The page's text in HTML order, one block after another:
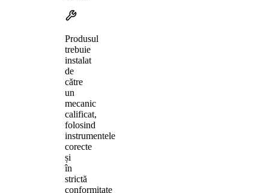
Produsul
trebuie
instalat
de
către
un
mecanic
calificat,
folosind
instrumentele
corecte
și
în
strictă
conformitate